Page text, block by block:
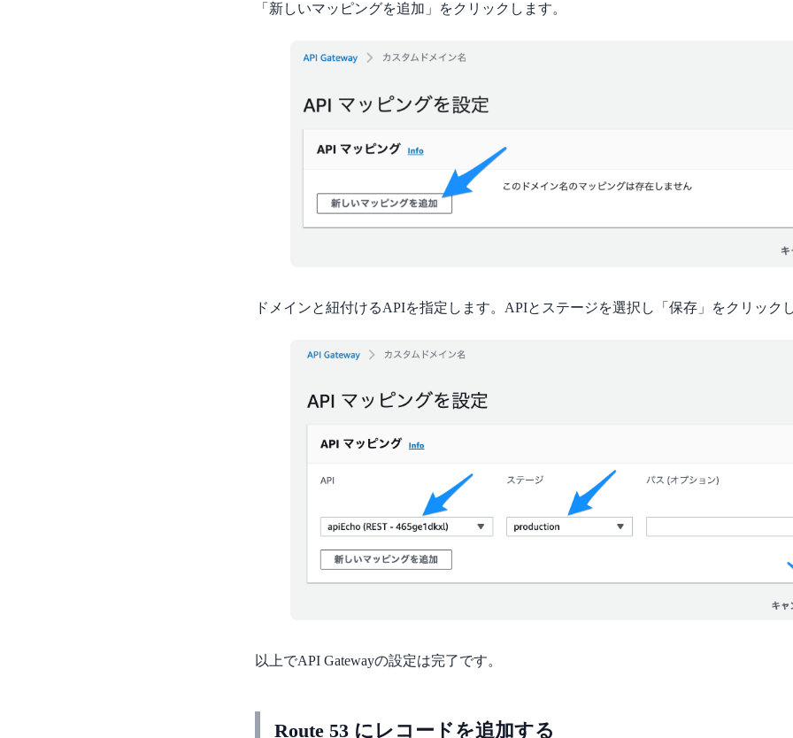
「新しいマッピングを追加」をクリックします。
ドメインと紐付けるAPIを指定します。APIとステージを選択し「保存」をクリック
以上でAPI Gatewayの設定は完了です。
Route 53 にレコードを追加する